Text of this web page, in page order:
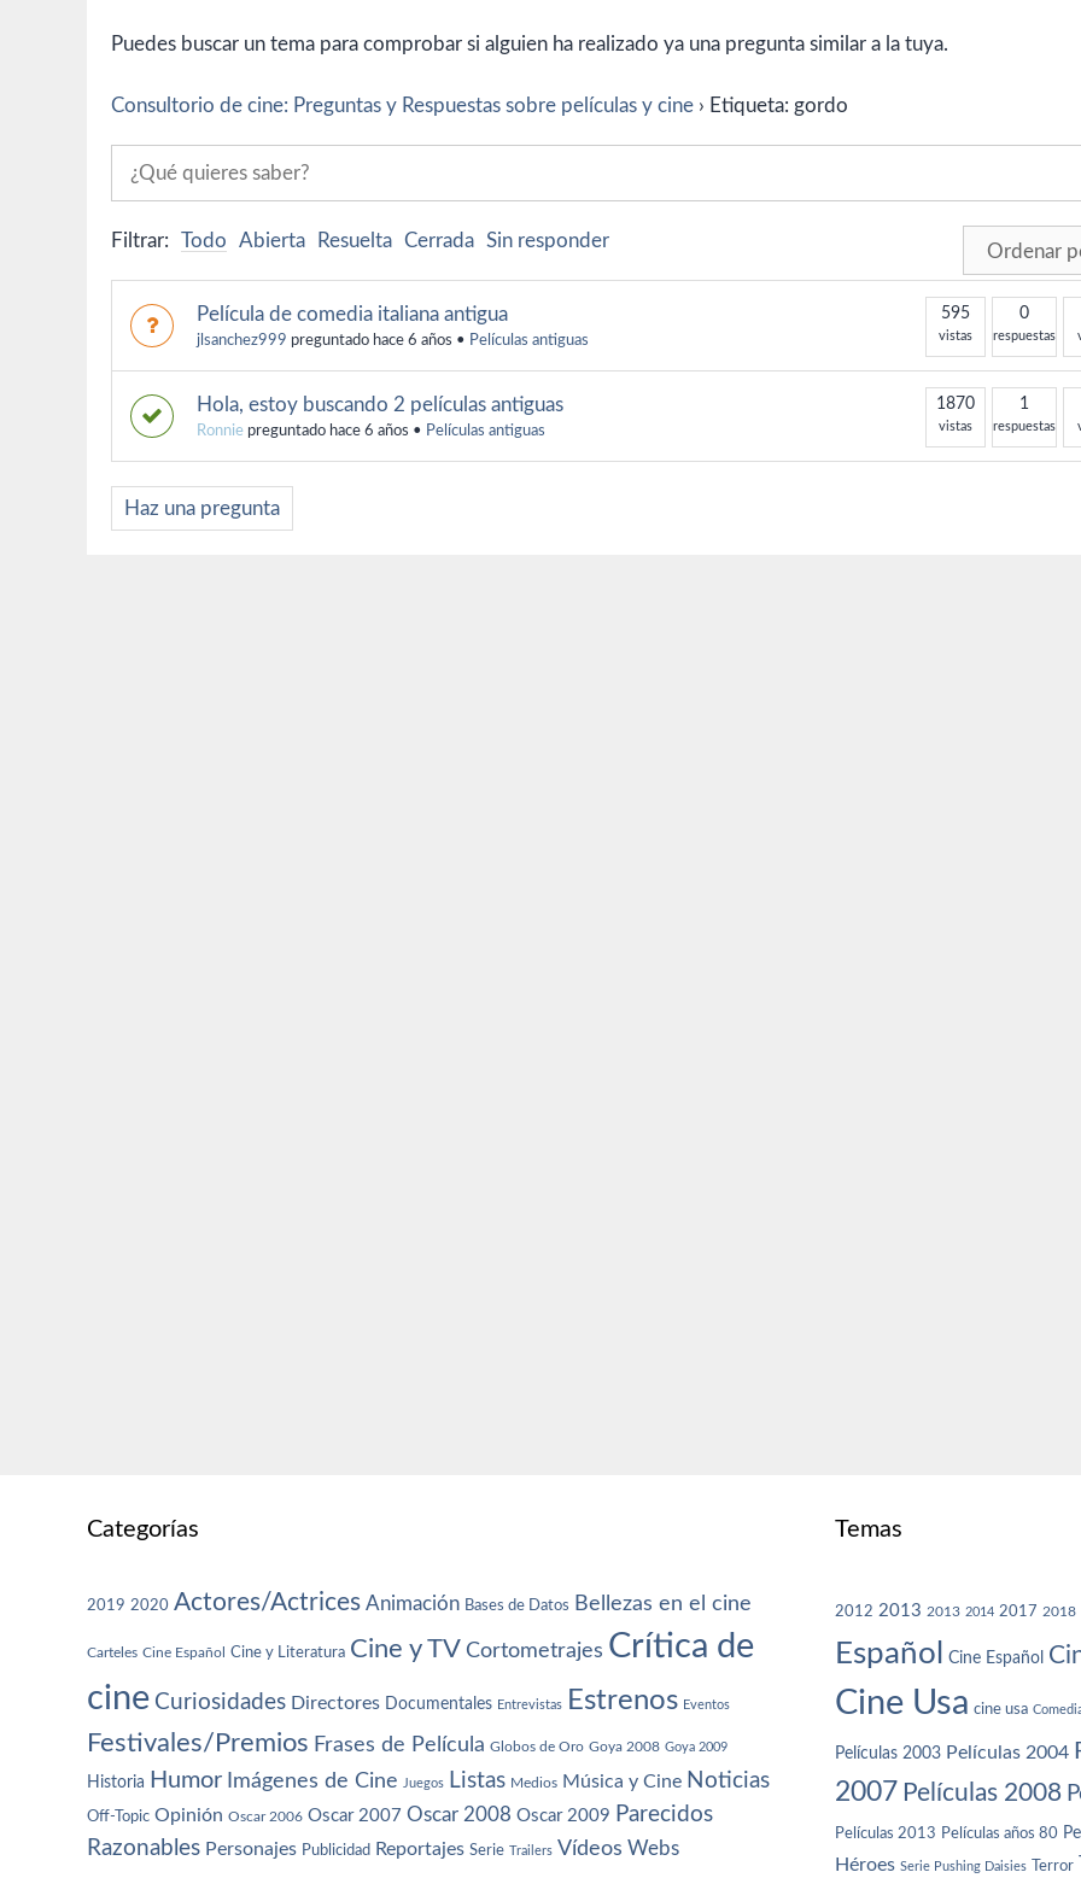
Puedes buscar un tema para comprobar si alguien ha realizado ya una pregunta similar a la tuya.
Consultorio de cine: Preguntas y Respuestas sobre películas y cine › Etiqueta: gordo
Filtrar: Todo Abierta Resuelta Cerrada Sin responder
Película de comedia italiana antigua
jlsanchez999 preguntado hace 6 años • Películas antiguas
595
vistas
0
respuestas
Hola, estoy buscando 2 películas antiguas
Ronnie preguntado hace 6 años • Películas antiguas
1870
vistas
1
respuestas
Haz una pregunta
Categorías
2019 2020 Actores/Actrices Animación Bases de Datos Bellezas en el cine
Carteles Cine Español Cine y Literatura Cine y TV Cortometrajes Crítica de
cine Curiosidades Directores Documentales Entrevistas Estrenos Eventos
Festivales/Premios Frases de Película Globos de Oro Goya 2008 Goya 2009
Historia Humor Imágenes de Cine Juegos Listas Medios Música y Cine Noticias
Off-Topic Opinión Oscar 2006 Oscar 2007 Oscar 2008 Oscar 2009 Parecidos
Razonables Personajes Publicidad Reportajes Serie Trailers Vídeos Webs
Temas
2012 2013 2013 2014 2017 2018
Español Cine Español
Cine Usa cine usa
Películas 2003 Películas 2004
2007 Películas 2008
Películas 2013 Películas años 80
Héroes Serie Pushing Daisies Terror